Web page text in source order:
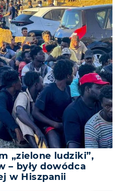
„zielone ludziki”,
– były dowódca
w Hiszpanii